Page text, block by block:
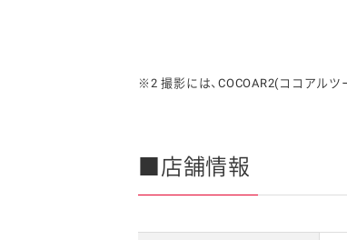
※2 撮影には、COCOAR2(ココアル
■店舗情報